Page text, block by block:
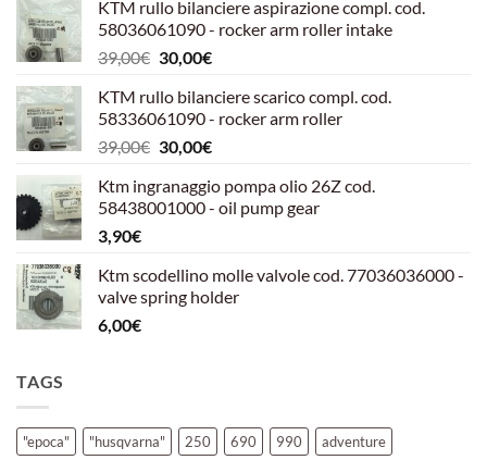
KTM rullo bilanciere aspirazione compl. cod.
58036061090 - rocker arm roller intake
39,00€ Il
originale
era:
39,00€.
30,00€Il
attuale
è:
30,00€.
KTM rullo bilanciere scarico compl. cod.
58336061090 - rocker arm roller
39,00€ Il
originale
era:
30,00€Il
attuale
è:
Ktm ingranaggio pompa olio 26Z cod.
58438001000 - oil pump gear
3,90€
Ktm scodellino molle valvole cod. 77036036000 -
valve spring holder
6,00€
TAGS
"epoca" "husqvarna" 250 690 990
adventure